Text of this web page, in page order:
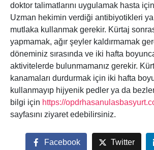
doktor talimatlarını uygulamak hasta
Uzman hekimin verdiği antibiyotikleri
mutlaka kullanmak gerekir. Kürtaj
yapmamak, ağır şeyler kaldırmamak
döneminiz sırasında ve iki hafta
aktivitelerde bulunmamanız gerekir.
kanamaları durdurmak için iki hafta
kullanmayıp hijyenik pedler ya da
bilgi için https://
sayfasını ziyaret edebilirsiniz.
Facebook Twitter